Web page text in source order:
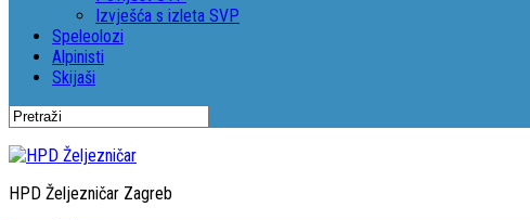
Izvješća s izleta SVP
Speleolozi
Alpinisti
Skijaši
HPD Željezničar Zagreb